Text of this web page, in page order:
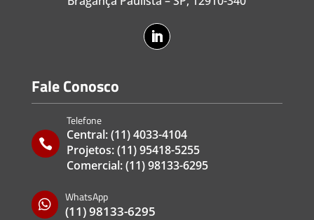
Fale Conosco

Telefone
Central:(11) 4033-4104
Projetos:(11) 95418-5255
Comercial:(11) 98133-6295

WhatsApp
(11) 98133-6295